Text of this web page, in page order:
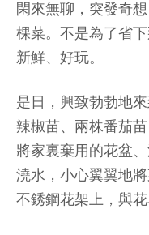
閑來無聊，突發奇
棵菜。不是為了省
新鮮、好玩。
是日，興致勃勃地
辣椒苗、兩株番茄
將家裏棄用的花盆
澆水，小心翼翼地
不銹鋼花架上，與花